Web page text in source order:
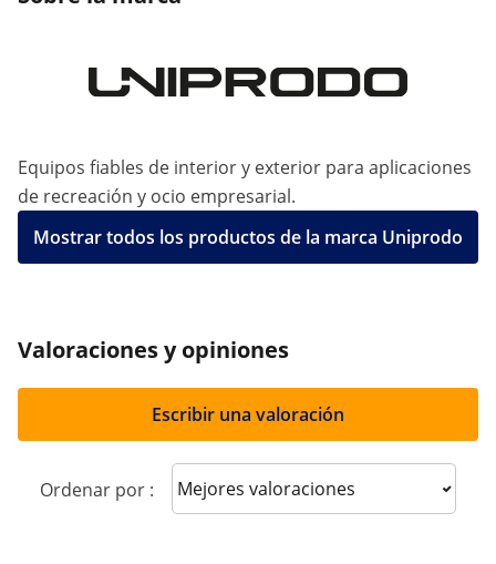
Equipos fiables de interior y exterior para aplicaciones
de recreación y ocio empresarial.
Mostrar todos los productos de la marca Uniprodo
Valoraciones y opiniones
Escribir una valoración
Ordenar por : Sort reviews